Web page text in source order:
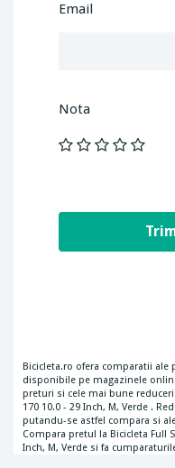
Email
Nota
Bicicleta.ro ofera comparatii
disponibile pe magazinele
preturi si cele mai bune
170 10.0 - 29 Inch, M, Verde .
putandu-se astfel compara si
Compara pretul la Bicicleta Full
Inch, M, Verde si fa